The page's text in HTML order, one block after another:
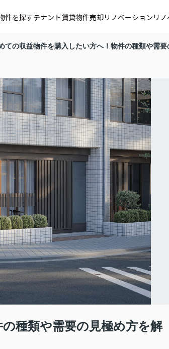
件を探すテナント賃貸物件売却リノベーション リ
ての収益物件を購入したい方へ！物件の種類や需
種類や需要の見極め方を解